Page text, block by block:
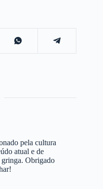
pela cultura
atual e de
gringa. Obrigado